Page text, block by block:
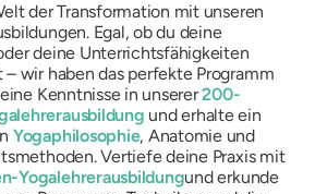
der Transformation mit unseren
Egal, ob du deine
deine Unterrichtsfähigkeiten
wir haben das perfekte Programm
Kenntnisse in unserer200-
und erhalte ein
Yogaphilosophie, Anatomie und
Vertiefe deine Praxis mit
Yogalehrerausbildungund erkunde